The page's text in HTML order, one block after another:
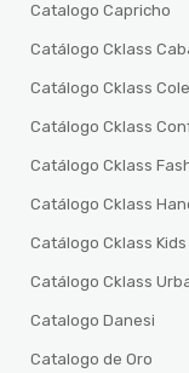
Catalogo Capricho
Catálogo Cklass
Catálogo Cklass
Catálogo Cklass
Catálogo Cklass
Catálogo Cklass
Catálogo Cklass
Catálogo Cklass
Catalogo Danesi
Catalogo de Oro